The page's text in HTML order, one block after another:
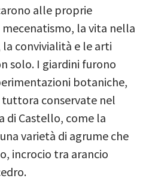
alle proprie
mecenatismo, la vita nella
la convivialità e le arti
solo. I giardini furono
botaniche,
conservate nel
di Castello, come la
varietà di agrume che
incrocio tra arancio